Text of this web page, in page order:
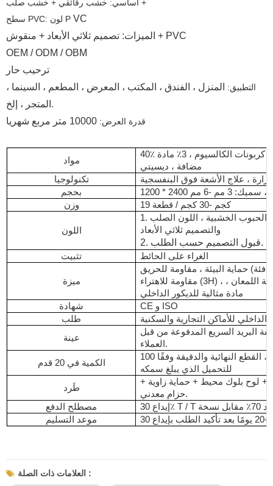
أساسي: خشب رقائقي + خشب صلب +
سطح PVC: لون P VC
الميزات: تصميم ثلاثي الأبعاد + منقوش + PVC
OEM / ODM / OBM
ترحيب حار
التطبيق:
المنزل ، الفندق ، المكتب ، المعرض ، المطعم ، السينما ،
المتجر ، إلخ.
قدرة العرض: 10000 متر مربع شهريا
مواد
40٪ بولي كلوريد الفينيل ، 57٪ كربونات الكالسيوم ، 3٪ مادة
مضافة ، ديسيتي
تكنولوجيا
، علاج الأشعة فوق البنفسجية
بحجم
2400 مم ، سميك: 3 مم -6 مم
وزن
19 كجم -30 كجم / قطعة
اللون
1. الحبوب الرخامية ، الحبوب الخشبية ، اللون الصلب
والتصميم ثلاثي الأبعاد
2. قبول التصميم حسب الطلب.
تثبيت الغراء على الحائط
ميزة
حماية البيئة ، مقاومة للحريق (فئة B1) ، مقاومة للماء ،
مقاومة للاهتراء (3H) ، غير فورمالديهايد ، عالية اللمعان ،
مادة مثالية للديكور الداخلي
شهادة
CE و ISO
طلب
عينة
البريد السريع المدفوعة من قبل
العملاء.
الكمية في 20 قدم
100 قطعة / منصة نقالة ، القطع النهائية والدقيقة وفقًا
للتحميل الذي يبلغ سمكه
طَرد
+ لوح بلوك محيط + حماية زاوية +
حزام معدني.
مصطلح الدفع
موعد التسليم
العلامات ذات الصلة :